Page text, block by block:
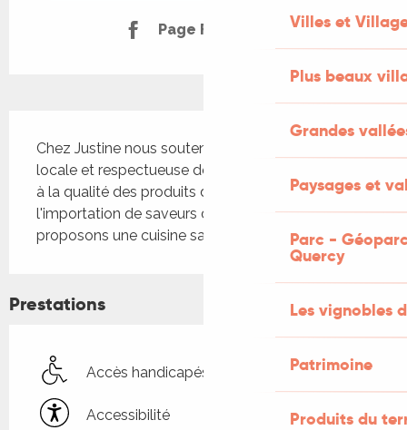
Villes et
Plus beaux
Grandes
Paysages et
Parc -
Quercy
Les vignobles
Patrimoine
Produits du
Page Facebook
Chez Justine nous soutenons une agriculture
locale et respectueuse de l'environnement. Grâce
à la qualité des produits de notre région et
l'importation de saveurs d'ailleurs, nous vous
proposons une cuisine savoureuse et de qualité.
Prestations
Accès handicapés
Accessibilité